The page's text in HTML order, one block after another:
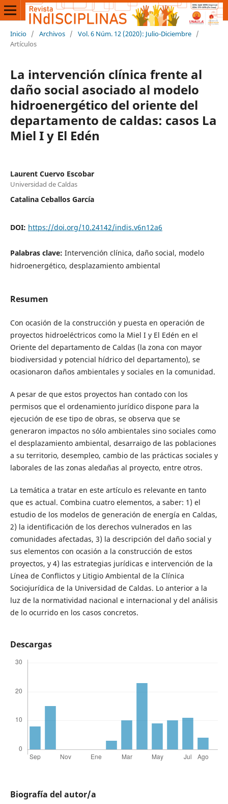
Inicio / Archivos / Vol. 6 Núm. 12 (2020): Julio-Diciembre /
Artículos
La intervención clínica frente al
daño social asociado al modelo
hidroenergético del oriente del
departamento de caldas: casos La
Miel I y El Edén
Laurent Cuervo Escobar
Universidad de Caldas
Catalina Ceballos García
DOI: https://doi.org/10.24142/indis.v6n12a6
Palabras clave: Intervención clínica, daño social, modelo
hidroenergético, desplazamiento ambiental
Resumen
Con ocasión de la construcción y puesta en operación de
proyectos hidroeléctricos como la Miel I y El Edén en el
Oriente del departamento de Caldas (la zona con mayor
biodiversidad y potencial hídrico del departamento), se
ocasionaron daños ambientales y sociales en la comunidad.
A pesar de que estos proyectos han contado con los
permisos que el ordenamiento jurídico dispone para la
ejecución de ese tipo de obras, se observa que se
generaron impactos no sólo ambientales sino sociales como
el desplazamiento ambiental, desarraigo de las poblaciones
a su territorio, desempleo, cambio de las prácticas sociales y
laborales de las zonas aledañas al proyecto, entre otros.
La temática a tratar en este artículo es relevante en tanto
que es actual. Combina cuatro elementos, a saber: 1) el
estudio de los modelos de generación de energía en Caldas,
2) la identificación de los derechos vulnerados en las
comunidades afectadas, 3) la descripción del daño social y
sus elementos con ocasión a la construcción de estos
proyectos, y 4) las estrategias jurídicas e intervención de la
Línea de Conflictos y Litigio Ambiental de la Clínica
Sociojurídica de la Universidad de Caldas. Lo anterior a la
luz de la normatividad nacional e internacional y del análisis
de lo ocurrido en los casos concretos.
Descargas
Biografía del autor/a